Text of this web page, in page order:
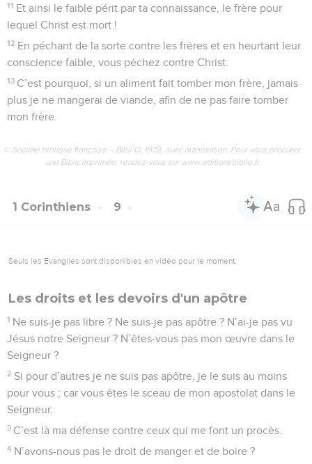
11 Et ainsi le faible périt par ta connaissance, le frère pour
lequel Christ est mort !
12 En péchant de la sorte contre les frères et en heurtant leur
conscience faible, vous péchez contre Christ.
13 C’est pourquoi, si un aliment fait tomber mon frère, jamais
plus je ne mangerai de viande, afin de ne pas faire tomber
mon frère.
© Société biblique française – Bibli’O, 1978, avec autorisation. Pour vous procurer
une Bible imprimée, rendez-vous sur www.editionsbiblio.fr
1 Corinthiens 9
Seuls les Évangiles sont disponibles en vidéo pour le moment.
Les droits et les devoirs d'un apôtre
1 Ne suis-je pas libre ? Ne suis-je pas apôtre ? N’ai-je pas vu
Jésus notre Seigneur ? N’êtes-vous pas mon œuvre dans le
Seigneur ?
2 Si pour d’autres je ne suis pas apôtre, je le suis au moins
pour vous ; car vous êtes le sceau de mon apostolat dans le
Seigneur.
3 C’est là ma défense contre ceux qui me font un procès.
4 N’avons-nous pas le droit de manger et de boire ?